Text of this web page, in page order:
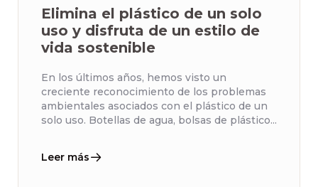
Elimina el plástico de un solo
uso y disfruta de un estilo de
vida sostenible
En los últimos años, hemos visto un
creciente reconocimiento de los problemas
ambientales asociados con el plástico de un
solo uso. Botellas de agua, bolsas de plástico...
Leer más